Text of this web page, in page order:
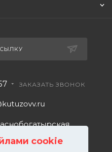
cookie
ЗАКАЗАТЬ ЗВОНОК